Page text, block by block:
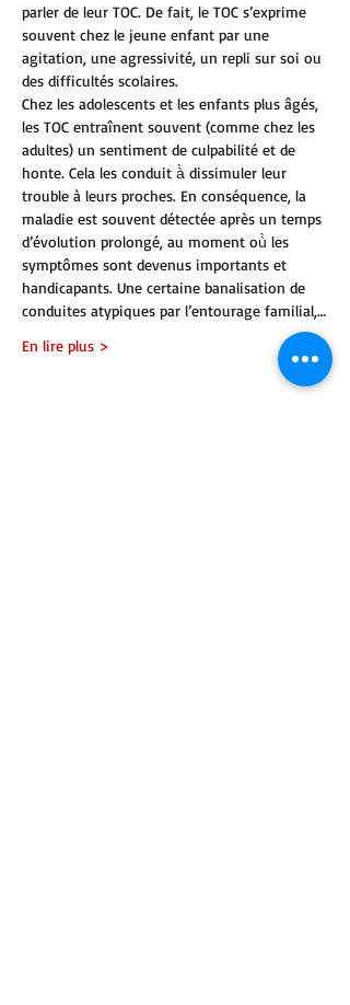
parler de leur TOC. De fait, le TOC s’exprime
souvent chez le jeune enfant par une
agitation, une agressivité, un repli sur soi ou
des difficultés scolaires.
Chez les adolescents et les enfants plus âgés,
les TOC entraînent souvent (comme chez les
adultes) un sentiment de culpabilité et de
honte. Cela les conduit à̀ dissimuler leur
trouble à leurs proches. En conséquence, la
maladie est souvent détectée après un temps
d’évolution prolongé, au moment où̀ les
symptômes sont devenus importants et
handicapants. Une certaine banalisation de
conduites atypiques par l’entourage familial,…
En lire plus >